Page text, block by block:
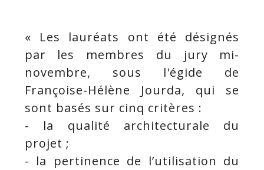
« Les lauréats ont été désignés
par les membres du jury mi-
novembre, sous l'égide de
Françoise-Hélène Jourda, qui se
sont basés sur cinq critères :
- la qualité architecturale du
projet ;
- la pertinence de l’utilisation du